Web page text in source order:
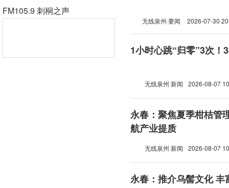
FM105.9 刺桐之声
无线泉州·要闻 2026-07-30
1小时心跳“归零”3次！
无线泉州 新闻 2026-08-07
永春：聚焦夏季柑桔管
航产业提质
无线泉州 新闻 2026-08-07
永春：推介乌髻文化 丰